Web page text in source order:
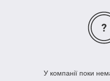
У компанії поки